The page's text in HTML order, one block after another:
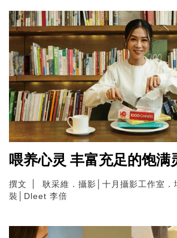
喂养心灵 丰富充足的饱
撰文
耿采維．攝影│十月攝影工作室．
裝│Dleet 李倍